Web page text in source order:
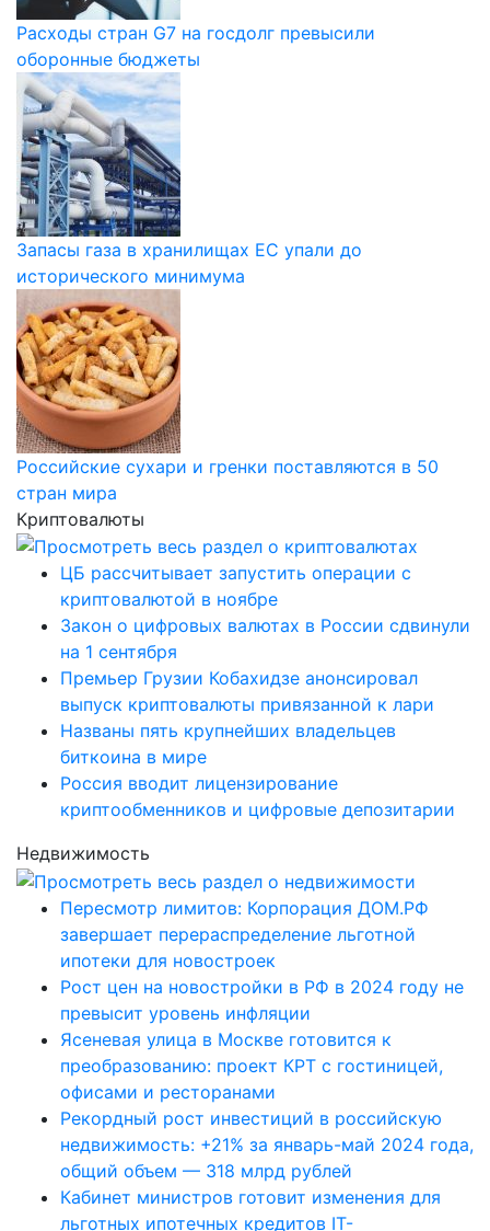
Расходы стран G7 на госдолг превысили
оборонные бюджеты
Запасы газа в хранилищах ЕС упали до
исторического минимума
Российские сухари и гренки поставляются в 50
стран мира
Криптовалюты
ЦБ рассчитывает запустить операции с
криптовалютой в ноябре
Закон о цифровых валютах в России сдвинули
на 1 сентября
Премьер Грузии Кобахидзе анонсировал
выпуск криптовалюты привязанной к лари
Названы пять крупнейших владельцев
биткоина в мире
Россия вводит лицензирование
криптообменников и цифровые депозитарии
Недвижимость
Пересмотр лимитов: Корпорация ДОМ.РФ
завершает перераспределение льготной
ипотеки для новостроек
Рост цен на новостройки в РФ в 2024 году не
превысит уровень инфляции
Ясеневая улица в Москве готовится к
преобразованию: проект КРТ с гостиницей,
офисами и ресторанами
Рекордный рост инвестиций в российскую
недвижимость: +21% за январь-май 2024 года,
общий объем — 318 млрд рублей
Кабинет министров готовит изменения для
льготных ипотечных кредитов IT-